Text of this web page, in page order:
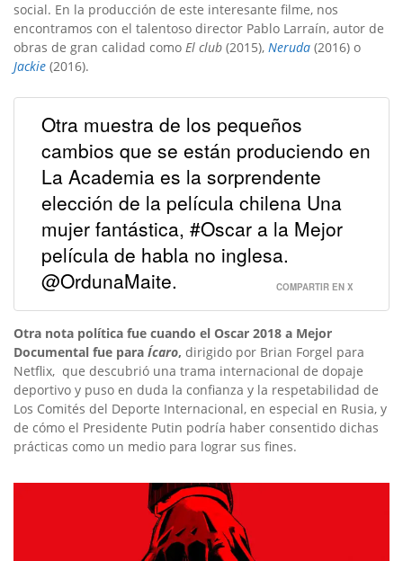
social. En la producción de este interesante filme, nos
encontramos con el talentoso director Pablo Larraín, autor de
obras de gran calidad como El club (2015), Neruda (2016) o
Jackie (2016).
Otra muestra de los pequeños
cambios que se están produciendo en
La Academia es la sorprendente
elección de la película chilena Una
mujer fantástica, #Oscar a la Mejor
película de habla no inglesa.
@OrdunaMaite.
COMPARTIR EN X
Otra nota política fue cuando el Oscar 2018 a Mejor
Documental fue para Ícaro, dirigido por Brian Forgel para
Netflix, que descubrió una trama internacional de dopaje
deportivo y puso en duda la confianza y la respetabilidad de
Los Comités del Deporte Internacional, en especial en Rusia, y
de cómo el Presidente Putin podría haber consentido dichas
prácticas como un medio para lograr sus fines.